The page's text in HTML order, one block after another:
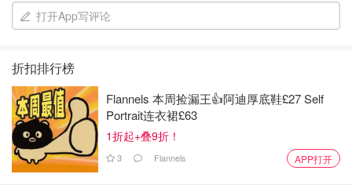
打开App写评论
折扣排行榜
Flannels 本周捡漏王👍阿迪厚底鞋£27 Self
Portrait连衣裙£63
1折起+叠9折！
3 Flannels APP打开